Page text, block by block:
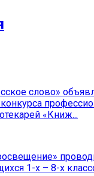
слово»
«Книж...
1-х – 8-х